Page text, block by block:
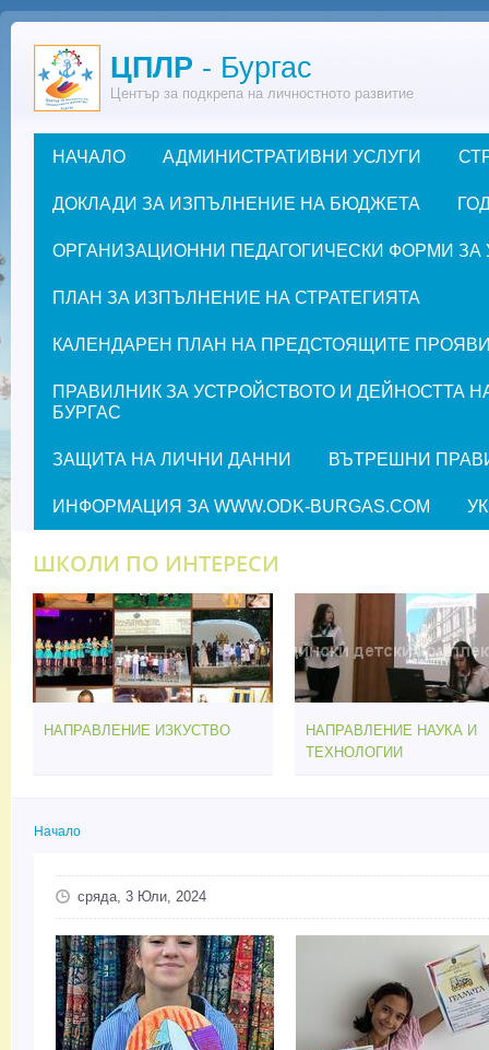
Премини към основното съдържание
ЦПЛР - Бургас
Център за подкрепа на личностното развитие
Основно меню
НАЧАЛО АДМИНИСТРАТИВНИ УСЛУГИ
ДОКЛАДИ ЗА ИЗПЪЛНЕНИЕ НА БЮДЖЕТА
ОРГАНИЗАЦИОННИ ПЕДАГОГИЧЕСКИ ФОРМИ ЗА
ПЛАН ЗА ИЗПЪЛНЕНИЕ НА СТРАТЕГИЯТА
КАЛЕНДАРЕН ПЛАН НА ПРЕДСТОЯЩИТЕ ПРОЯВИ
ПРАВИЛНИК ЗА УСТРОЙСТВОТО И ДЕЙНОСТТА
БУРГАС
ЗАЩИТА НА ЛИЧНИ ДАННИ ВЪТРЕШНИ
ИНФОРМАЦИЯ ЗА WWW.ODK-BURGAS.COM
ШКОЛИ ПО ИНТЕРЕСИ
НАПРАВЛЕНИЕ ИЗКУСТВО
НАПРАВЛЕНИЕ НАУКА И
ТЕХНОЛОГИИ
Начало
сряда, 3 Юли, 2024